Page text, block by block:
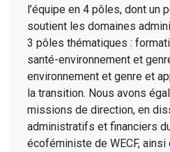
l’équipe en 4 pôles, dont un
soutient les domaines
3 pôles thématiques :
santé-environnement et
environnement et genre et
la transition. Nous avons
missions de direction, en
administratifs et financiers
écoféministe de WECF,